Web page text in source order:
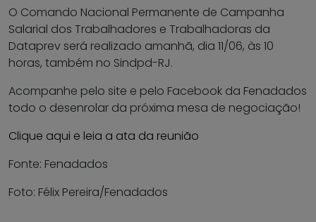
O Comando Nacional Permanente de Campanha
Salarial dos Trabalhadores e Trabalhadoras da
Dataprev será realizado amanhã, dia 11/06, às 10
horas, também no Sindpd-RJ.
Acompanhe pelo site e pelo Facebook da Fenadados
todo o desenrolar da próxima mesa de negociação!
Clique aqui e leia a ata da reunião
Fonte: Fenadados
Foto: Félix Pereira/Fenadados